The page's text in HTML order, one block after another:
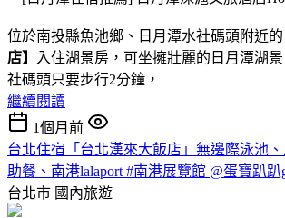
位於南投縣魚池鄉、日月潭水社碼頭附近的
店】
入住湖景房，可坐擁壯麗的日月潭湖
社碼頭只要步行2分鐘，
繼續閱讀
1個月前
台北住宿「台北漢來大飯店」無邊際泳池
助餐、南港lalaport #南港展覽館 @蛋寶趴趴
台北市 國內旅遊